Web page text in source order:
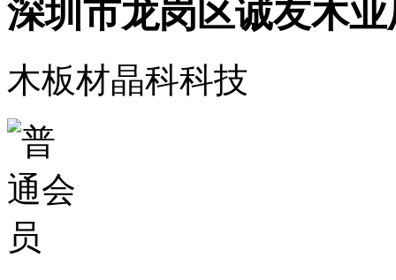
深圳市龙岗区诚友木业
木板材晶科科技